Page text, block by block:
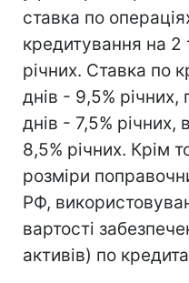
ставка по
кредитування на 2
річних. Ставка по
днів - 9,5%
днів - 7,5% річних,
8,5% річних. Крім
розміри
РФ,
вартості
активів) по